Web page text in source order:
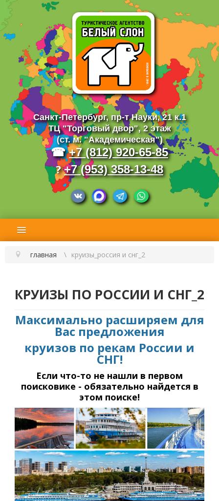
Санкт-Петербург,пр-т Науки, 21 к.1
ТЦ "Торговый двор", 2 этаж
(ст. м. "Академическая")
☎+7 (812) 920-65-85
?+7 (953) 358-13-48
главная круизы_россия и снг_2
КРУИЗЫ ПО РОССИИ И СНГ_2
Максимально расширяем для
Вас предложения
круизов по рекам России и
СНГ!
Если что-то не нашли в первом
поисковике - обязательно найдется в
этом поиске!